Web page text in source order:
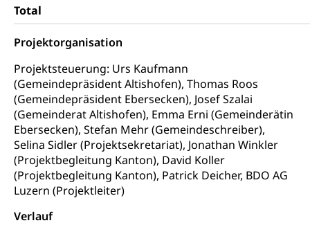
Total
Projektorganisation
Projektsteuerung: Urs Kaufmann
(Gemeindepräsident Altishofen), Thomas Roos
(Gemeindepräsident Ebersecken), Josef Szalai
(Gemeinderat Altishofen), Emma Erni (Gemeinderätin
Ebersecken), Stefan Mehr (Gemeindeschreiber),
Selina Sidler (Projektsekretariat), Jonathan Winkler
(Projektbegleitung Kanton), David Koller
(Projektbegleitung Kanton), Patrick Deicher, BDO AG
Luzern (Projektleiter)
Verlauf
Früherziehung
Schuldienste
Betreuungsangebote
Schulliste
Heilpädagogische Schulen
Freiwilliger Schulsport
swissuniversities (Dachorganisation der Schweizer
Hochschulen)
swissuniversities
Universität Luzern
Fachstelle Hochschulbildung
Vorschule
Kindergarten, Kinderkrippe, Krippe, Kinderhort,
Kindertagesstätte, Spielgruppe, Tagesmutter,
Freiwilliges Kindergarten Jahr
Kinderbetreuung
Freiwilliges Kindergarten Jahr
Frühe Sprachförderung
Kindergarten & Basisstufe
Gesundheit und Soziales
Konsumentenschutz
Konsumentenrechte, Produktsicherheit,